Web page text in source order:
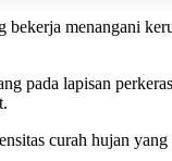
menangani
pada lapisan
curah hujan